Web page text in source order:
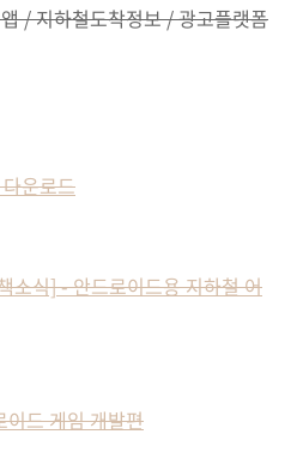
/ 지하철도착정보 / 광고플랫폼
운로드
식] - 안드로이드용 지하철 어
이드 게임 개발편